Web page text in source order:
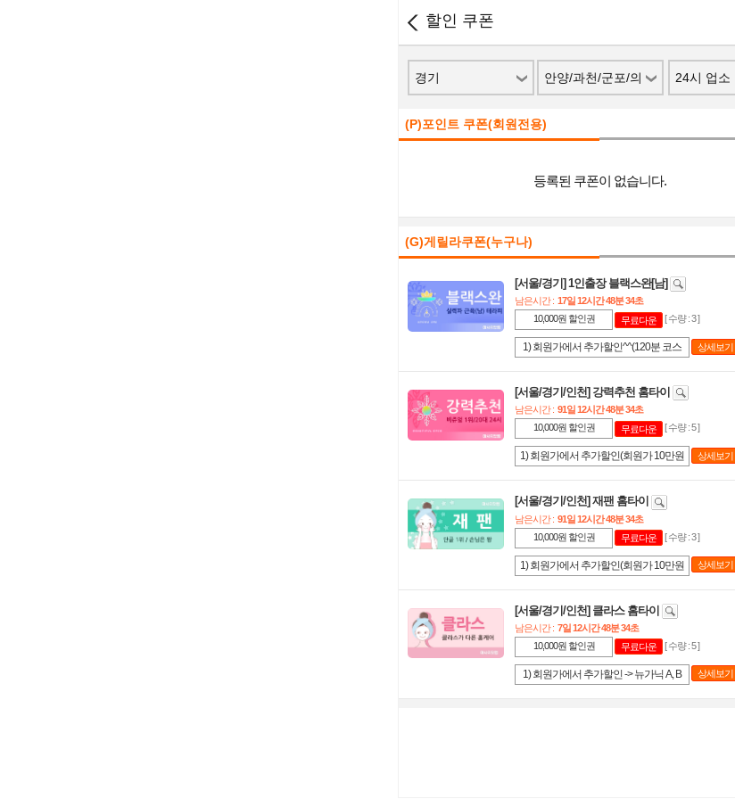
할인 쿠폰
경기
안양/과천/군포/의
왕
24시 업소
(P)포인트 쿠폰(회원전용)
등록된 쿠폰이 없습니다.
(G)게릴라쿠폰(누구나)
[서울/경기] 1인출장 블랙스완[남]
남은시간 :17일 12시간 48분 34초
10,000원 할인권
무료다운 [ 수량 : 3 ]
1) 회원가에서 추가할인^^(120분 코스
대폰 번호 불일치시 사용불가입니다^^
상세보기
[서울/경기/인천] 강력추천 홈타이
남은시간 :91일 12시간 48분 34초
10,000원 할인권
무료다운 [ 수량 : 5 ]
1) 회원가에서 추가할인(회원가 10만원
도 및 휴대폰 번호 불일치시 사용불가
입니다^^
상세보기
[서울/경기/인천] 재팬 홈타이
남은시간 :91일 12시간 48분 34초
10,000원 할인권
무료다운 [ 수량 : 3 ]
1) 회원가에서 추가할인(회원가 10만원
도 및 휴대폰 번호 불일치시 사용불가
입니다^^
상세보기
[서울/경기/인천] 클라스 홈타이
남은시간 :7일 12시간 48분 34초
10,000원 할인권
무료다운 [ 수량 : 5 ]
1) 회원가에서 추가할인 -> 뉴가닉 A, B
상세보기